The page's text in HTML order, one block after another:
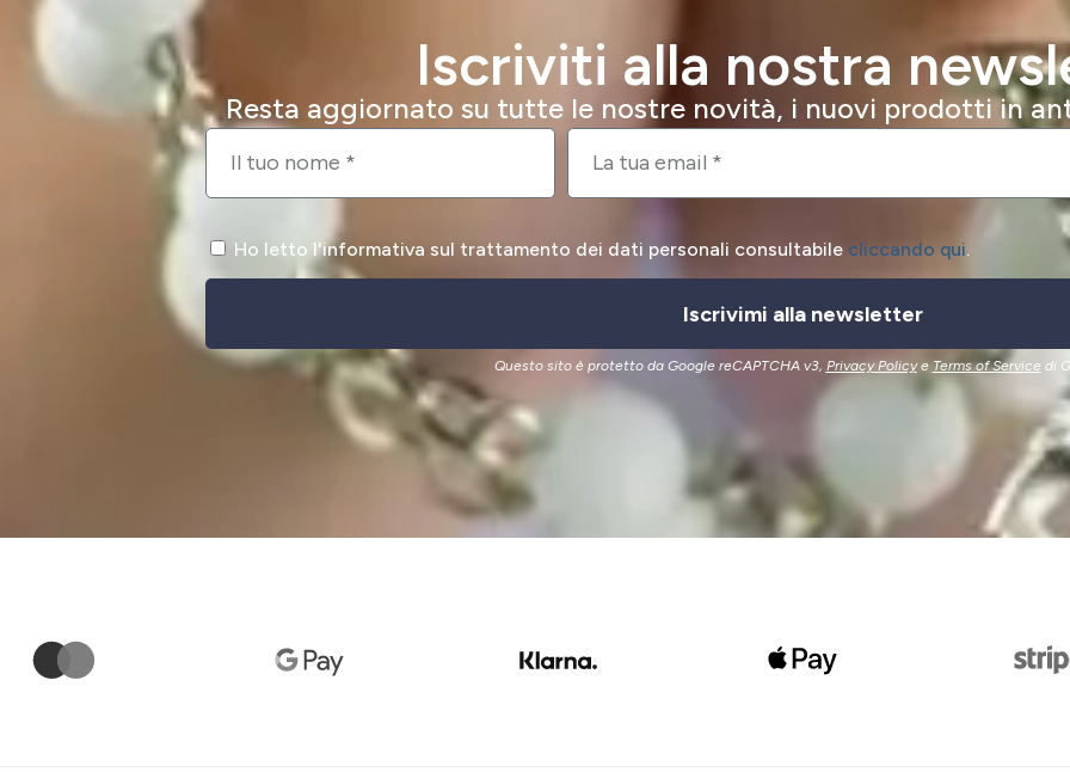
Iscriviti alla nostra
Resta aggiornato su tutte le nostre novità, i nuovi prodotti in
Ho letto l'informativa sul trattamento dei dati personali consultabile cliccando qui.
Iscrivimi alla newsletter
Questo sito è protetto da Google reCAPTCHA v3, Privacy Policye Terms of Service di